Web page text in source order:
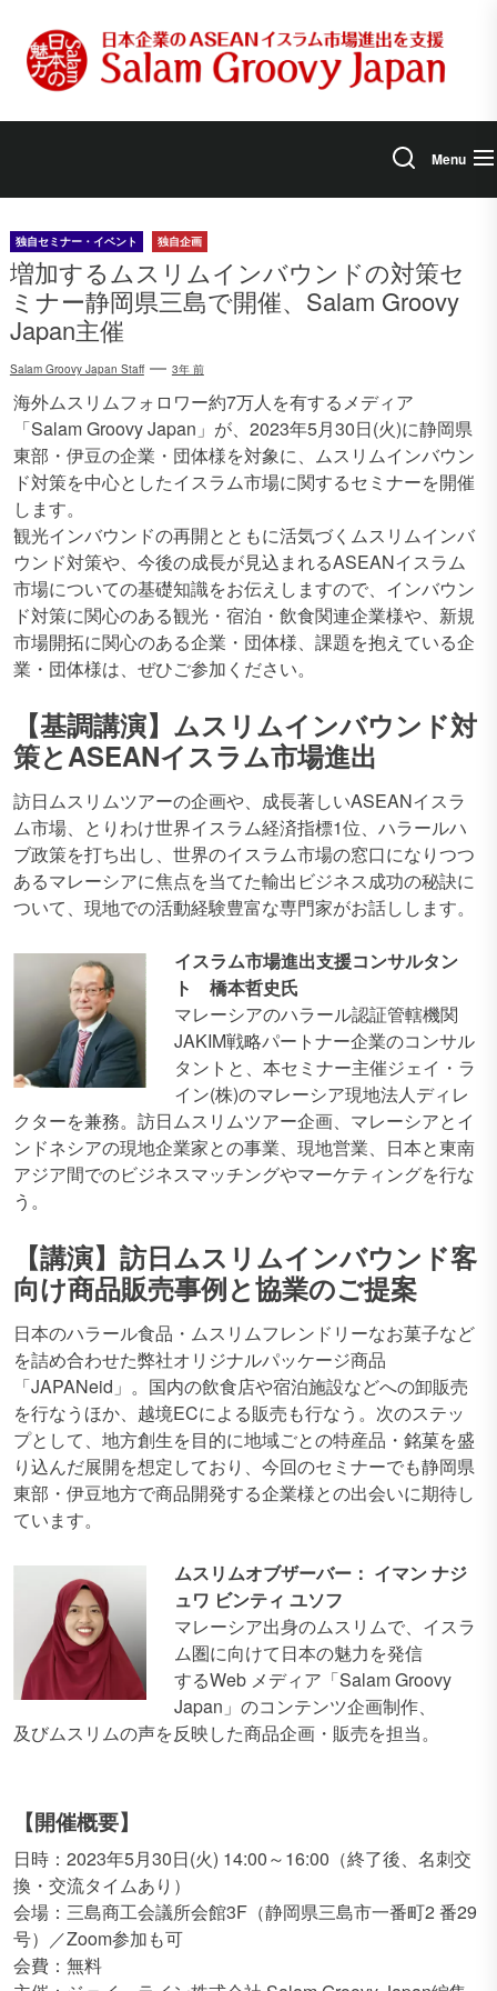
content
Menu
独自セミナー・イベント 独自企画
増加するムスリムインバウンドの対策セ
ミナー静岡県三島で開催、Salam Groovy
Japan主催
Salam Groovy Japan Staff 3年 前
海外ムスリムフォロワー約7万人を有するメディア
「Salam Groovy Japan」が、2023年5月30日(火)に静岡県
東部・伊豆の企業・団体様を対象に、ムスリムインバウン
ド対策を中心としたイスラム市場に関するセミナーを開催
します。
観光インバウンドの再開とともに活気づくムスリムインバ
ウンド対策や、今後の成長が見込まれるASEANイスラム
市場についての基礎知識をお伝えしますので、インバウン
ド対策に関心のある観光・宿泊・飲食関連企業様や、新規
市場開拓に関心のある企業・団体様、課題を抱えている企
業・団体様は、ぜひご参加ください。
【基調講演】ムスリムインバウンド対
策とASEANイスラム市場進出
訪日ムスリムツアーの企画や、成長著しいASEANイスラ
ム市場、とりわけ世界イスラム経済指標1位、ハラールハ
ブ政策を打ち出し、世界のイスラム市場の窓口になりつつ
あるマレーシアに焦点を当てた輸出ビジネス成功の秘訣に
ついて、現地での活動経験豊富な専門家がお話しします。
イスラム市場進出支援コンサルタン
ト 橋本哲史氏
マレーシアのハラール認証管轄機関
JAKIM戦略パートナー企業のコンサル
タントと、本セミナー主催ジェイ・ラ
イン(株)のマレーシア現地法人ディレ
クターを兼務。訪日ムスリムツアー企画、マレーシアとイ
ンドネシアの現地企業家との事業、現地営業、日本と東南
アジア間でのビジネスマッチングやマーケティングを行な
う。
【講演】訪日ムスリムインバウンド客
向け商品販売事例と協業のご提案
日本のハラール食品・ムスリムフレンドリーなお菓子など
を詰め合わせた弊社オリジナルパッケージ商品
「JAPANeid」。国内の飲食店や宿泊施設などへの卸販売
を行なうほか、越境ECによる販売も行なう。次のステッ
プとして、地方創生を目的に地域ごとの特産品・銘菓を盛
り込んだ展開を想定しており、今回のセミナーでも静岡県
東部・伊豆地方で商品開発する企業様との出会いに期待し
ています。
ムスリムオブザーバー： イマン ナジ
ュワ ビンティ ユソフ
マレーシア出身のムスリムで、イスラ
ム圏に向けて日本の魅力を発信
するWeb メディア「Salam Groovy
Japan」のコンテンツ企画制作、
及びムスリムの声を反映した商品企画・販売を担当。
【開催概要】
日時：2023年5月30日(火) 14:00～16:00（終了後、名刺交
換・交流タイムあり）
会場：三島商工会議所会館3F（静岡県三島市一番町2 番29
号）／Zoom参加も可
会費：無料